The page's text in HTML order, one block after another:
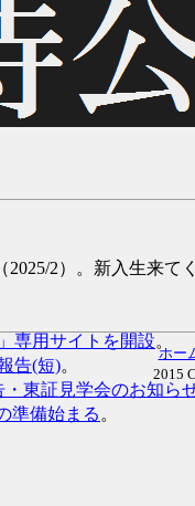
（2025/2）。新入生来
専用サイトを開設。
告(短)。
・東証見学会のお知ら
準備始まる 。
ホー
2015